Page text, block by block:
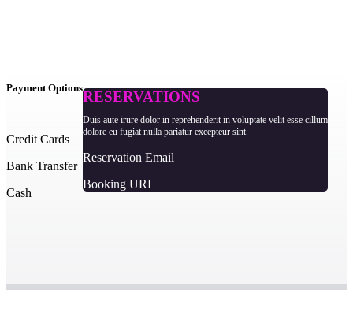
Payment Options
Credit Cards
Bank Transfer
Cash
RESERVATIONS
Duis aute irure dolor in reprehenderit in voluptate velit esse cillum
dolore eu fugiat nulla pariatur excepteur sint
Reservation Email
Booking URL